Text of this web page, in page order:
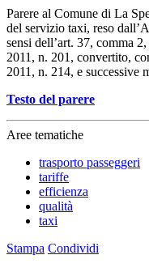
Parere al Comune di La
del servizio taxi, reso
sensi dell’art. 37, comma
2011, n. 201, convertito,
2011, n. 214, e successive
Testo del parere
Aree tematiche
trasporto passeggeri
tariffe
efficienza
qualità
taxi
Stampa Condividi